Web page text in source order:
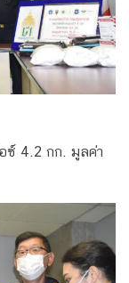
ซ์ 4.2 กก. มูลค่า